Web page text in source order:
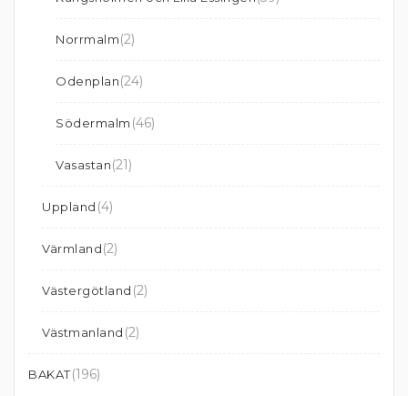
Norrmalm(2)
Odenplan(24)
Södermalm (46)
Vasastan(21)
Uppland (4)
Värmland(2)
Västergötland (2)
Västmanland (2)
BAKAT(196)